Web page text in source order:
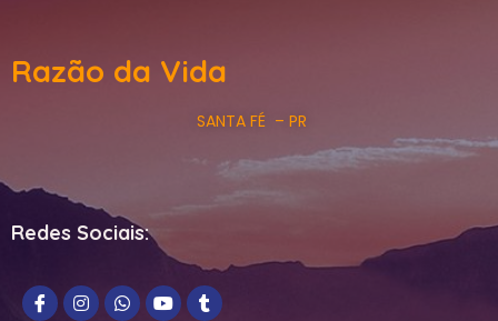
Razão da Vida
SANTA FÉ – PR
Redes Sociais: